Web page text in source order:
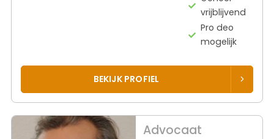
vrijblijvend
Pro deo
mogelijk
BEKIJK PROFIEL
Advocaat